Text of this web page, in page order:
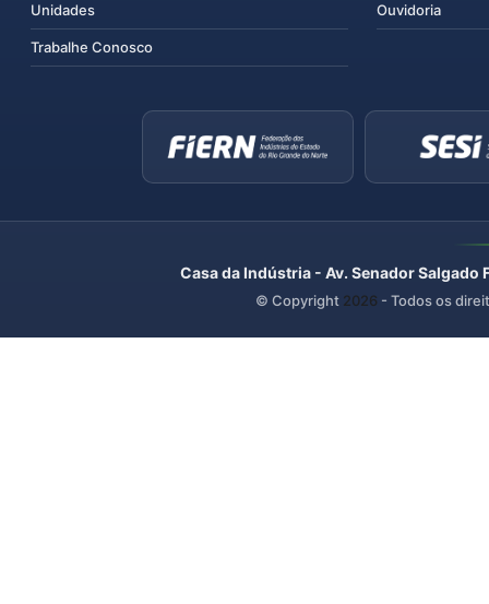
Unidades
Trabalhe Conosco
Ouvidoria
Casa da Indústria - Av. Senador
© Copyright 2026 - Todos os